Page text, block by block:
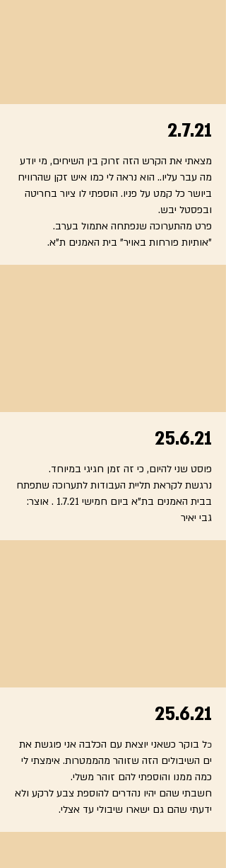
2.7.21
מצאתי את הקרש הזה זרוק בין השיחים, מי יודע
מה עבר עליו.. הוא נראה לי כמו איש זקן שהרוויח
ביושר כל קמט על פניו. הוספתי לו ציור בחריטה
ובפסטל יבש.
פרט מהתערוכה שנפתחה אתמול בערב.
"אותיות פורחות באויר" בית האמנים ת"א.
25.6.21
פוסט שני להיום, כי זה זמן חגיגי במיוחד.
נרגשת לקראת תליית העבודות לתערוכה שתפתח
בבית האמנים בת"א ביום חמישי 1.7.21 . אוצר:
גבי יאיר
25.6.21
כל בוקר כשאני יוצאת עם הכלבה אני פוגשת את
ים השיבולים הזה שזוהר מהממטרות. אימצתי לי
כמה ממנו והוספתי להם זוהר משלי.
חשבתי שהם יהיו נהדרים להוספת צבע לרקע ולא
ידעתי שהם גם ישארו שיבולי עד אצלי.